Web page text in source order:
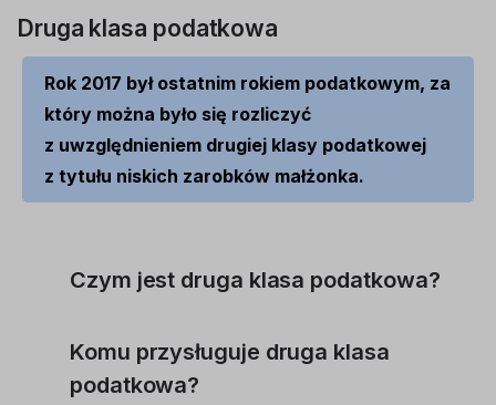
Druga klasa podatkowa
Rok 2017 był ostatnim rokiem podatkowym, za
który można było się rozliczyć
z uwzględnieniem drugiej klasy podatkowej
z tytułu niskich zarobków małżonka.
Czym jest druga klasa podatkowa?
Komu przysługuje druga klasa
podatkowa?